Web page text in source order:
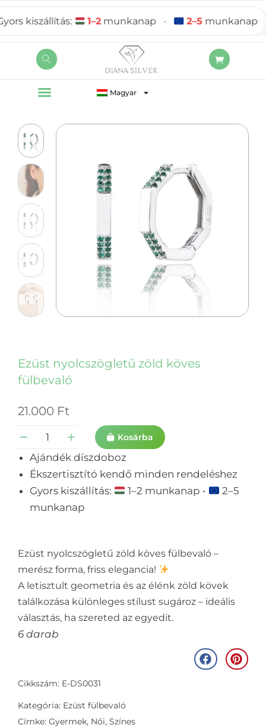
Magyar
kiszállítás: 1–2 munkanap • 2–5munkanap
Ezüst nyolcszögletű zöld köves
fülbevaló
21.000 Ft
Kosárba
Ajándék díszdoboz
Ékszertisztító kendő minden rendeléshez
Gyors kiszállítás:
1–2 munkanap •
2–5
munkanap
Ezüst nyolcszögletű zöld köves fülbevaló –
merész forma, friss elegancia!
A letisztult geometria és az élénk zöld kövek
találkozása különleges stílust sugároz – ideális
választás, ha szereted az egyedit.
6 darab
Cikkszám: E-DS0031
Kategória: Ezüst fülbevaló
Címke: Gyermek, Női, Színes